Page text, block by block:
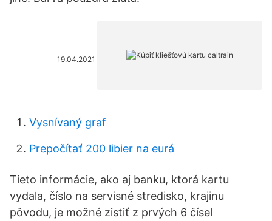
19.04.2021
Vysnívaný graf
Prepočítať 200 libier na eurá
Tieto informácie, ako aj banku, ktorá kartu
vydala, číslo na servisné stredisko, krajinu
pôvodu, je možné zistiť z prvých 6 čísel